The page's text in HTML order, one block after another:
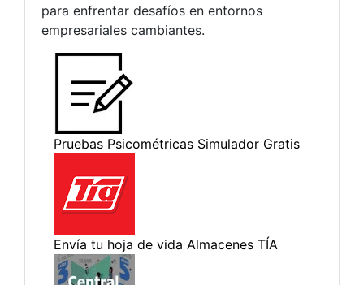
para enfrentar desafíos en entornos
empresariales cambiantes.